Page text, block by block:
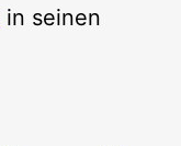
in seinen